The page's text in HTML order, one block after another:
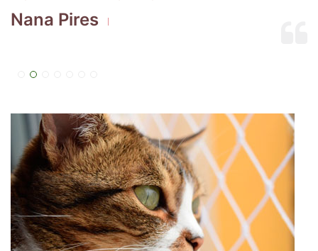
Nana Pires